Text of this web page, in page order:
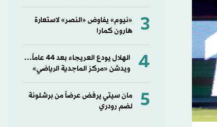
3
«نيوم» يفاوض «النصر» لاستعارة
هارون كمارا
4
الهلال يودع العريجاء بعد 44 عاماً…
ويدشن «مركز الماجدية الرياضي»
5
مان سيتي يرفض عرضاً من برشلونة
لضم رودري